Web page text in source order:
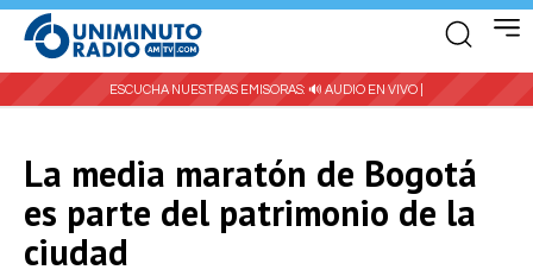
ESCUCHA NUESTRAS EMISORAS: 🔊 AUDIO EN VIVO |
La media maratón de Bogotá
es parte del patrimonio de la
ciudad